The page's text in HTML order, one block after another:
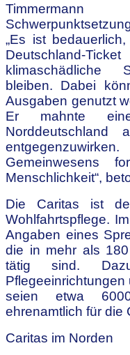
„Es ist
Deutschland-
klimaschädliche
bleiben. Dabei
Ausgaben genutzt
Er mahnte
Gemeinwesens
Menschlichkeit“,
Die Caritas ist
Wohlfahrtspflege.
Angaben eines
die in mehr als
tätig sind.
seien etwa
ehrenamtlich für die
Caritas im Norden